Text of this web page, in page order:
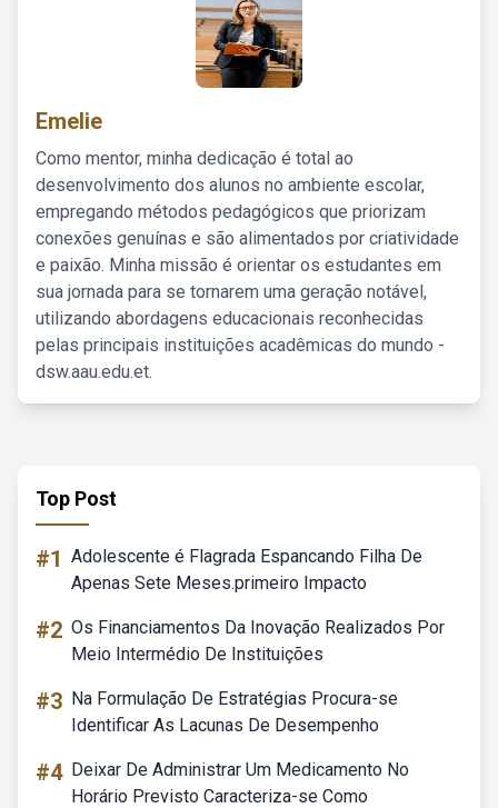
Emelie
Como mentor, minha dedicação é total ao
desenvolvimento dos alunos no ambiente escolar,
empregando métodos pedagógicos que priorizam
conexões genuínas e são alimentados por criatividade
e paixão. Minha missão é orientar os estudantes em
sua jornada para se tornarem uma geração notável,
utilizando abordagens educacionais reconhecidas
pelas principais instituições acadêmicas do mundo -
dsw.aau.edu.et.
Top Post
#1 Adolescente é Flagrada Espancando Filha De
Apenas Sete Meses.primeiro Impacto
#2 Os Financiamentos Da Inovação Realizados Por
Meio Intermédio De Instituições
#3 Na Formulação De Estratégias Procura-se
Identificar As Lacunas De Desempenho
#4 Deixar De Administrar Um Medicamento No
Horário Previsto Caracteriza-se Como